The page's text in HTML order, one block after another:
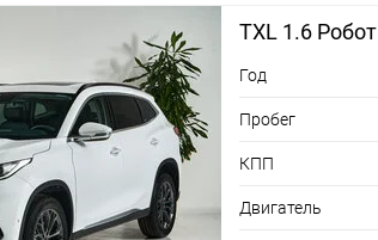
TXL 1.6 Робот
Год
Пробег
КПП
Двигатель